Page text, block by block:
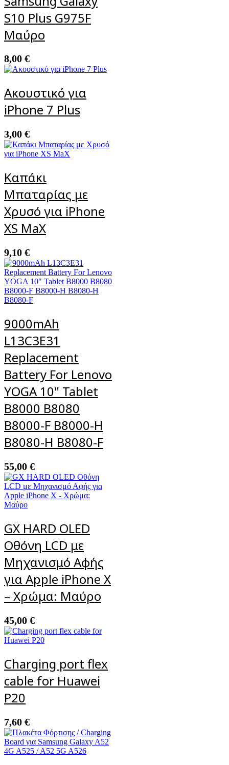
S10 Plus G975F
Μαύρο
8,00 €
Ακουστικό για
iPhone 7 Plus
3,00 €
Καπάκι
Μπαταρίας με
Χρυσό για iPhone
XS MaX
9,10 €
9000mAh
L13C3E31
Replacement
Battery For Lenovo
YOGA 10" Tablet
B8000 B8080
B8000-F B8000-H
B8080-H B8080-F
55,00 €
GX HARD OLED
Οθόνη LCD με
Μηχανισμό Αφής
για Apple iPhone X
– Χρώμα: Μαύρο
45,00 €
Charging port flex
cable for Huawei
P20
7,60 €